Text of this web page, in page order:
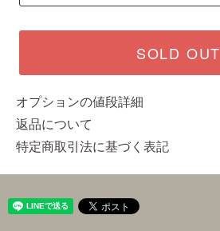
SOLD OUT
オプションの値段詳細
返品について
特定商取引法に基づく表記